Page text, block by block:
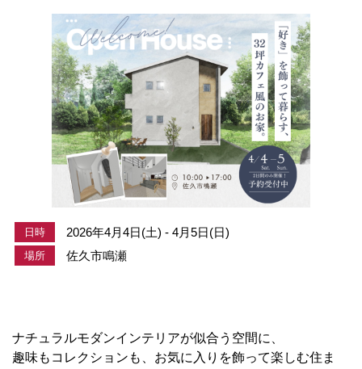
日時 2026年4月4日(土) - 4月5日(日)
場所 佐久市鳴瀬
ナチュラルモダンインテリアが似合う空間に、
趣味もコレクションも、お気に入りを飾って楽しむ住ま